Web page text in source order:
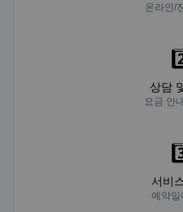
온라인/
상담
요금 안
서비
예약일